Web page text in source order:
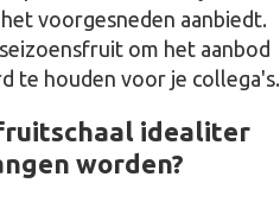
voorgesneden aanbiedt.
om het aanbod
te houden voor je collega's.
idealiter
worden?